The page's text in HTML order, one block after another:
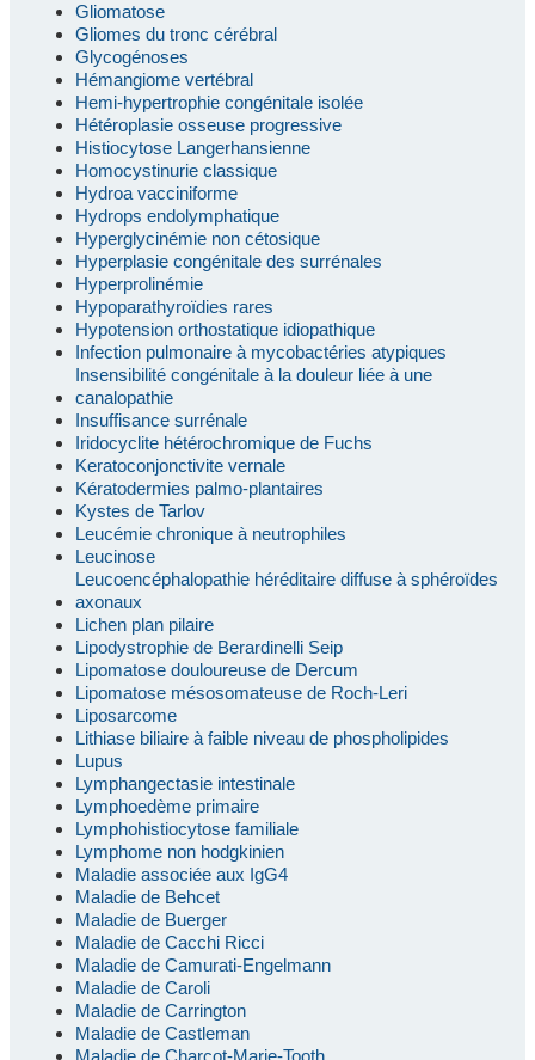
Gliomatose
Gliomes du tronc cérébral
Glycogénoses
Hémangiome vertébral
Hemi-hypertrophie congénitale isolée
Hétéroplasie osseuse progressive
Histiocytose Langerhansienne
Homocystinurie classique
Hydroa vacciniforme
Hydrops endolymphatique
Hyperglycinémie non cétosique
Hyperplasie congénitale des surrénales
Hyperprolinémie
Hypoparathyroïdies rares
Hypotension orthostatique idiopathique
Infection pulmonaire à mycobactéries atypiques
Insensibilité congénitale à la douleur liée à une
canalopathie
Insuffisance surrénale
Iridocyclite hétérochromique de Fuchs
Keratoconjonctivite vernale
Kératodermies palmo-plantaires
Kystes de Tarlov
Leucémie chronique à neutrophiles
Leucinose
Leucoencéphalopathie héréditaire diffuse à sphéroïdes
axonaux
Lichen plan pilaire
Lipodystrophie de Berardinelli Seip
Lipomatose douloureuse de Dercum
Lipomatose mésosomateuse de Roch-Leri
Liposarcome
Lithiase biliaire à faible niveau de phospholipides
Lupus
Lymphangectasie intestinale
Lymphoedème primaire
Lymphohistiocytose familiale
Lymphome non hodgkinien
Maladie associée aux IgG4
Maladie de Behcet
Maladie de Buerger
Maladie de Cacchi Ricci
Maladie de Camurati-Engelmann
Maladie de Caroli
Maladie de Carrington
Maladie de Castleman
Maladie de Charcot-Marie-Tooth